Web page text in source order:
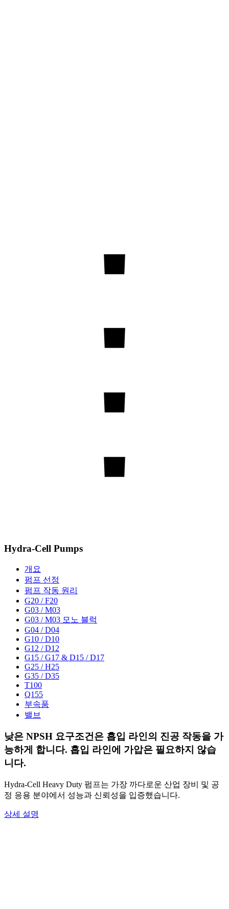
Hydra-Cell Pumps
개요
펌프 선정
펌프 작동 원리
G20 / F20
G03 / M03
G03 / M03 모노 블럭
G04 / D04
G10 / D10
G12 / D12
G15 / G17 & D15 / D17
G25 / H25
G35 / D35
T100
Q155
부속품
밸브
낮은 NPSH 요구조건은 흡입 라인의 진공 작동을 가
능하게 합니다. 흡입 라인에 가압은 필요하지 않습
니다.
Hydra-Cell Heavy Duty 펌프는 가장 까다로운 산업 장비 및 공
정 응용 분야에서 성능과 신뢰성을 입증했습니다.
상세 설명